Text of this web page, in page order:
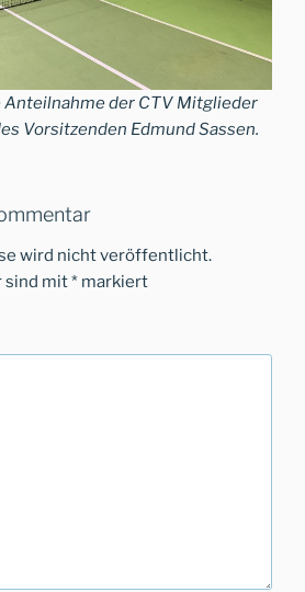
Anteilnahme der CTV Mitglieder
Vorsitzenden Edmund Sassen.
wird nicht veröffentlicht.
sind mit* markiert